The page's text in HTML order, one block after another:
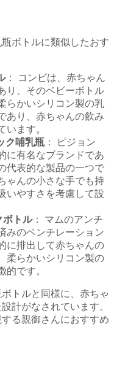
ボトルに類似したおす
： コンビは、赤ちゃん
り、そのベビーボトル
らかいシリコン製の乳
あり、赤ちゃんの飲み
います。
ク哺乳瓶 ： ピジョン
に有名なブランドであ
代表的な製品の一つで
ゃんの小さな手でも持
いやすさを考慮して設
ボトル： マムのアンチ
みのベンチレーション
に排出して赤ちゃんの
柔らかいシリコン製の
的です。
トルと同様に、赤ちゃ
計がなされています。
る親御さんにおすすめ